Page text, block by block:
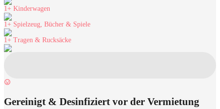
1+ Kinderwagen
1+ Spielzeug, Bücher & Spiele
1+ Tragen & Rucksäcke
Gereinigt & Desinfiziert vor der Vermietung